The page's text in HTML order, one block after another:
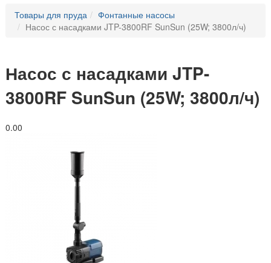
Товары для пруда
Фонтанные насосы
Насос с насадками JTP-3800RF SunSun (25W; 3800л/ч)
Насос с насадками JTP-
3800RF SunSun (25W; 3800л/ч)
0.00